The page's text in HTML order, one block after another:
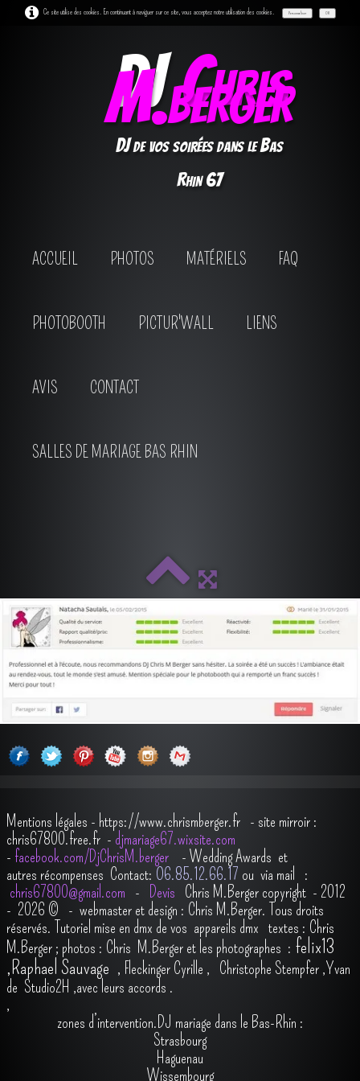
Ce site utilise des cookies. En continuant à naviguer sur ce site, vous acceptez notre utilisation des cookies. Personnaliser OK
DJChris
M.berger
DJ de vos soirées dans le Bas
Rhin 67
ACCUEIL PHOTOS MATÉRIELS FAQ
PHOTOBOOTH PICTUR'WALL LIENS
AVIS CONTACT
SALLES DE MARIAGE BAS RHIN
Mentions légales - https://www.chrismberger.fr - site mirroir :
chris67800.free.fr - djmariage67.wixsite.com
- facebook.com/DjChrisM.berger - Wedding Awards et
autres récompenses Contact: O6.85.12.66.17 ou via mail :
chris67800@gmail.com - Devis Chris M.Berger copyright - 2012
- 2026 © - webmaster et design : Chris M.Berger. Tous droits
réservés. Tutoriel mise en dmx de vos appareils dmx textes : Chris
M.Berger ; photos : Chris M.Berger et les photographes : felix13
,Raphael Sauvage , Fleckinger Cyrille , Christophe Stempfer ,Yvan
de Studio2H ,avec leurs accords .
,
zones d’intervention.DJ mariage dans le Bas-Rhin :
Strasbourg
Haguenau
Wissembourg